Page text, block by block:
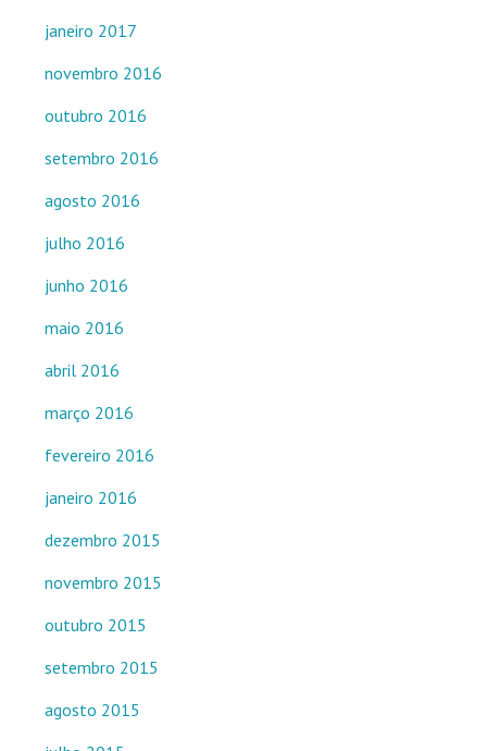
janeiro 2017
novembro 2016
outubro 2016
setembro 2016
agosto 2016
julho 2016
junho 2016
maio 2016
abril 2016
março 2016
fevereiro 2016
janeiro 2016
dezembro 2015
novembro 2015
outubro 2015
setembro 2015
agosto 2015